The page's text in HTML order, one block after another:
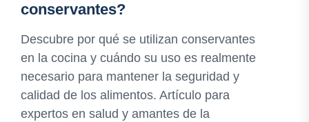
conservantes?
Descubre por qué se utilizan conservantes
en la cocina y cuándo su uso es realmente
necesario para mantener la seguridad y
calidad de los alimentos. Artículo para
expertos en salud y amantes de la